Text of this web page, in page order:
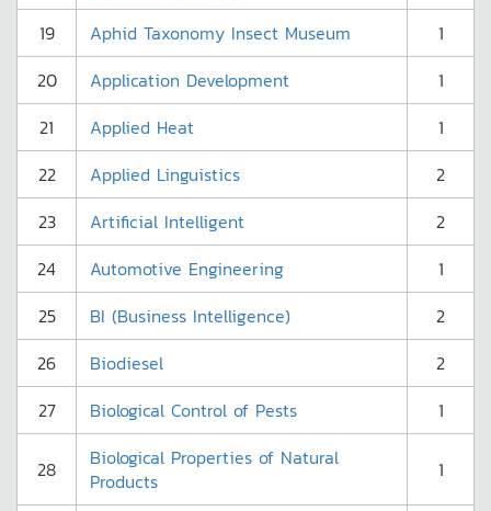
19
Aphid Taxonomy Insect Museum
1
20
Application Development
1
21
Applied Heat
1
22
Applied Linguistics
2
23
Artificial Intelligent
2
24
Automotive Engineering
1
25
BI (Business Intelligence)
2
26
Biodiesel
2
27
Biological Control of Pests 1
28
Biological Properties of Natural
Products
1